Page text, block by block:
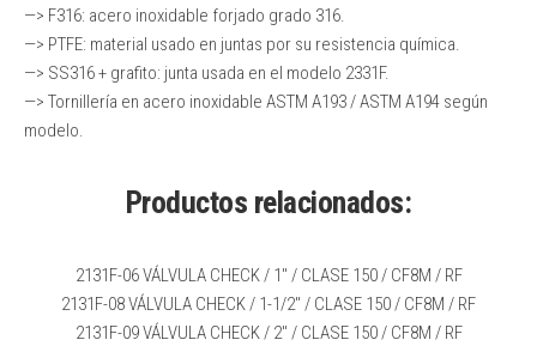
—> F316: acero inoxidable forjado grado 316.
—> PTFE: material usado en juntas por su resistencia química.
—> SS316 + grafito: junta usada en el modelo 2331F.
—> Tornillería en acero inoxidable ASTM A193 / ASTM A194 según
modelo.
Productos relacionados:
2131F-06 VÁLVULA CHECK / 1″ / CLASE 150 / CF8M / RF
2131F-08 VÁLVULA CHECK / 1-1/2″ / CLASE 150 / CF8M / RF
2131F-09 VÁLVULA CHECK / 2″ / CLASE 150 / CF8M / RF